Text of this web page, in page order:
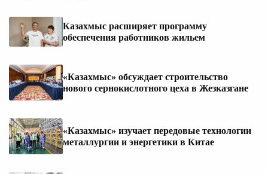
Казахмыс расширяет программу
обеспечения работников жильем
«Казахмыс» обсуждает строительство
нового сернокислотного цеха в Жезказгане
«Казахмыс» изучает передовые технологии
металлургии и энергетики в Китае